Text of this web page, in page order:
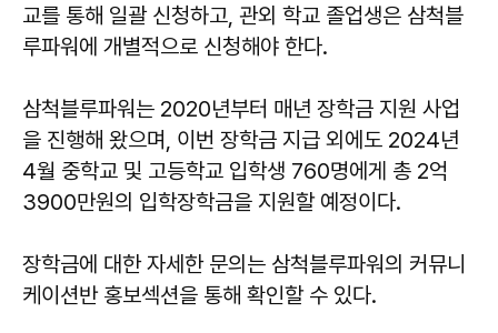
교를 통해 일괄 신청하고, 관외 학교 졸업생은 삼척블
루파워에 개별적으로 신청해야 한다.
삼척블루파워는 2020년부터 매년 장학금 지원 사업
을 진행해 왔으며, 이번 장학금 지급 외에도 2024년
4월 중학교 및 고등학교 입학생 760명에게 총 2억
3900만원의 입학장학금을 지원할 예정이다.
장학금에 대한 자세한 문의는 삼척블루파워의 커뮤니
케이션반 홍보섹션을 통해 확인할 수 있다.